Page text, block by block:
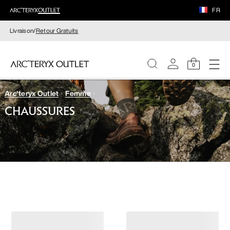
FR
Livraison/Retour Gratuits
0
FEMME
HOMME
Arc'teryx Outlet Femme
CHAUSSURES